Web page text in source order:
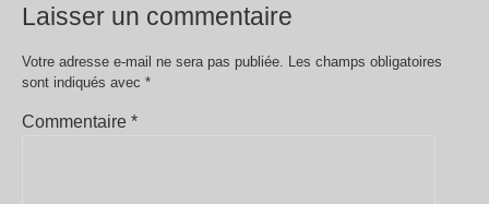
Laisser un commentaire
Votre adresse e-mail ne sera pas publiée. Les champs obligatoires
sont indiqués avec *
Commentaire *